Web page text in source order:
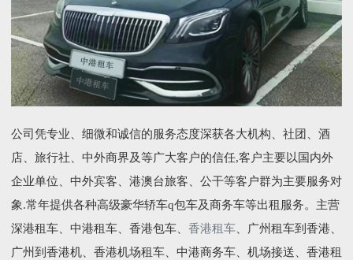
公司凭专业、细微和诚信的服务态度深获各大机构、社团、酒
店、旅行社、中外商界及等广大客户的信任,客户主要以国内外
企业单位、中外宾客、港澳台旅客、公干等客户群为主要服务对
象.常年提供各种高级豪华轿车q包车及商务车等出租服务。主营
深港租车、中港租车、香港包车、 香港租车、广州租车到香港、
广州到香港机、香港机场租车、中港商务车、机场接送、香港租